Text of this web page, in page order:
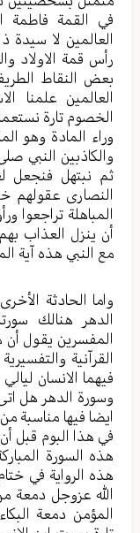
في القمة فاطمة
العالمين لا سيدة
رأس قمة الاولاد
بعض النقاط
العالمين علمنا
الخصوم تارة
وراء المادة وهو
والكاذبين النبي
ثم نبتهل فنجعل
النصارى عقولهم
المباهلة تراجعوا
أن ينزل العذاب
مع النبي هذه آية
واما الحادثة
الدهر هنالك
المفسرين يقول أن
القرآنية
فيهما الانسان
وسورة الدهر هل
ايضا فيها مناسبة
في هذا البوم قبل
هذه السورة
هذه الرواية في
الله عزوجل دمعة
المؤمن دمعة